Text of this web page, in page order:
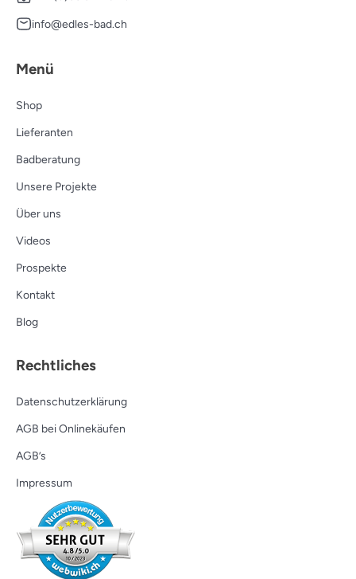
info@edles-bad.ch
Menü
Shop
Lieferanten
Badberatung
Unsere Projekte
Über uns
Videos
Prospekte
Kontakt
Blog
Rechtliches
Datenschutzerklärung
AGB bei Onlinekäufen
AGB’s
Impressum